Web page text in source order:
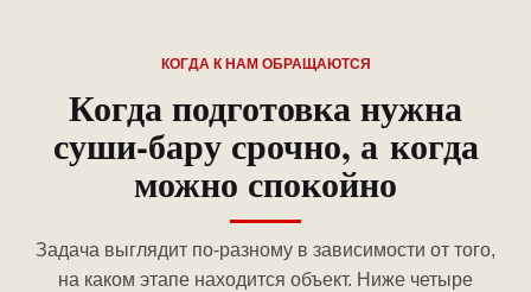
КОГДА К НАМ ОБРАЩАЮТСЯ
Когда подготовка нужна
суши-бару срочно, а когда
можно спокойно
Задача выглядит по-разному в зависимости от того,
на каком этапе находится объект. Ниже четыре